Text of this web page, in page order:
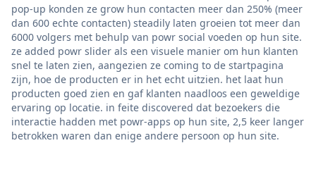
pop-up konden ze grow hun contacten meer dan 250% (meer
dan 600 echte contacten) steadily laten groeien tot meer dan
6000 volgers met behulp van powr social voeden op hun site.
ze added powr slider als een visuele manier om hun klanten
snel te laten zien, aangezien ze coming to de startpagina
zijn, hoe de producten er in het echt uitzien. het laat hun
producten goed zien en gaf klanten naadloos een geweldige
ervaring op locatie. in feite discovered dat bezoekers die
interactie hadden met powr-apps op hun site, 2,5 keer langer
betrokken waren dan enige andere persoon op hun site.